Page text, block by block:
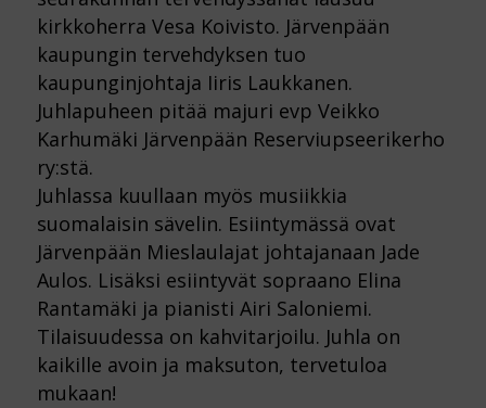
kirkkoherra Vesa Koivisto. Järvenpään
kaupungin tervehdyksen tuo
kaupunginjohtaja Iiris Laukkanen.
Juhlapuheen pitää majuri evp Veikko
Karhumäki Järvenpään Reserviupseerikerho
ry:stä.
Juhlassa kuullaan myös musiikkia
suomalaisin sävelin. Esiintymässä ovat
Järvenpään Mieslaulajat johtajanaan Jade
Aulos. Lisäksi esiintyvät sopraano Elina
Rantamäki ja pianisti Airi Saloniemi.
Tilaisuudessa on kahvitarjoilu. Juhla on
kaikille avoin ja maksuton, tervetuloa
mukaan!